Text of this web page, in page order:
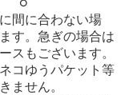
○
間に合わない場
す。急ぎの場合は
スもございます。
コゆうパケット等
ません。